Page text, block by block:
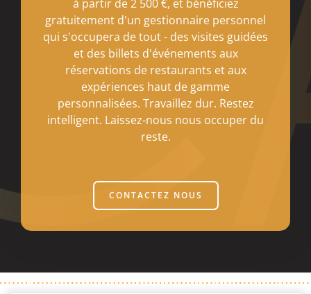
à partir de 2 500 €, et bénéficiez
gratuitement d'un gestionnaire personnel
qui s'occupera de tout - des visites guidées
et des billets d'événements aux
réservations de restaurants et aux
expériences haut de gamme
personnalisées. Travaillez dur. Restez
intelligent. Laissez-nous nous occuper du
reste.
CONTACTEZ NOUS